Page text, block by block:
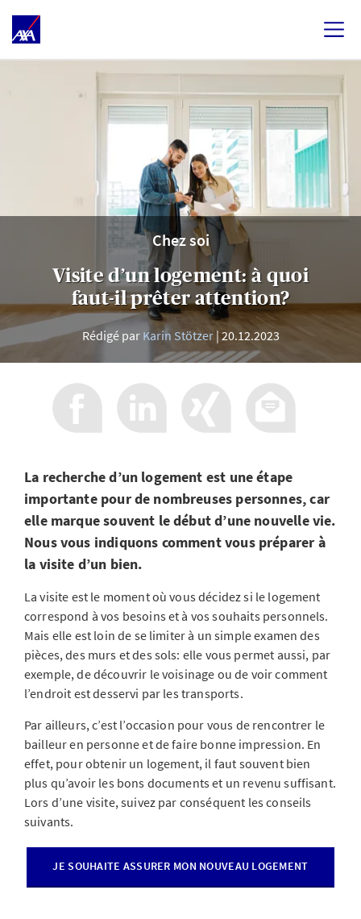
Chez soi
Visite d’un logement: à quoi
faut-il prêter attention?
Rédigé par Karin Stötzer 20.12.2023
La recherche d’un logement est une étape
importante pour de nombreuses personnes, car
elle marque souvent le début d’une nouvelle vie.
Nous vous indiquons comment vous préparer à
la visite d’un bien.
La visite est le moment où vous décidez si le logement
correspond à vos besoins et à vos souhaits personnels.
Mais elle est loin de se limiter à un simple examen des
pièces, des murs et des sols: elle vous permet aussi, par
exemple, de découvrir le voisinage ou de voir comment
l’endroit est desservi par les transports.
Par ailleurs, c’est l’occasion pour vous de rencontrer le
bailleur en personne et de faire bonne impression. En
effet, pour obtenir un logement, il faut souvent bien
plus qu’avoir les bons documents et un revenu suffisant.
Lors d’une visite, suivez par conséquent les conseils
suivants.
JE SOUHAITE ASSURER MON NOUVEAU LOGEMENT